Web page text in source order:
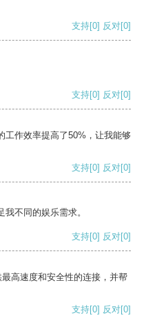
支持[0] 反对[0]
支持[0] 反对[0]
工作效率提高了50%，让我能够
支持[0] 反对[0]
不同的娱乐需求。
支持[0] 反对[0]
高速度和安全性的连接，并帮
支持[0] 反对[0]